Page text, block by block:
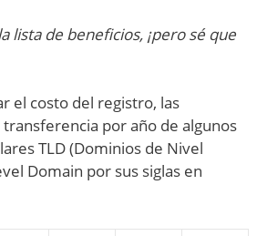
lista de beneficios, ¡pero sé que
el costo del registro, las
por año de algunos
TLD (Dominios de Nivel
Domain por sus siglas en